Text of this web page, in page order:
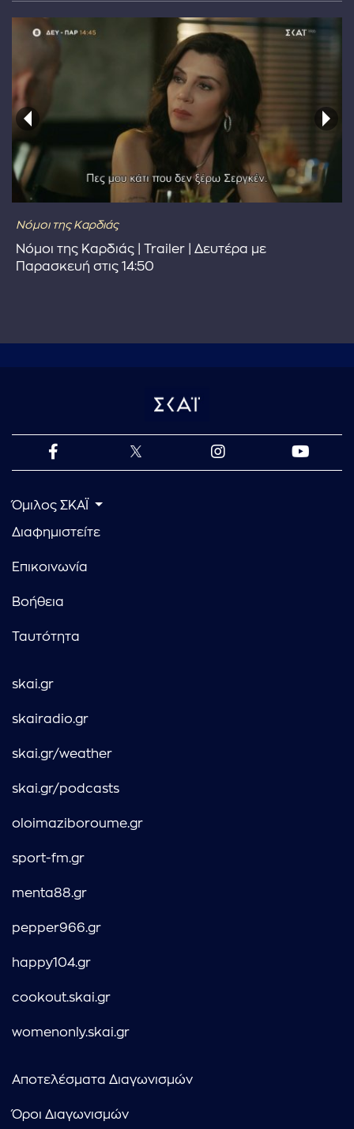
Νόμοι της Καρδιάς
Νόμοι της Καρδιάς | Trailer | Δευτέρα με
Παρασκευή στις 14:50
Όμιλος ΣΚΑΪ
Διαφημιστείτε
Επικοινωνία
Βοήθεια
Ταυτότητα
skai.gr
skairadio.gr
skai.gr/weather
skai.gr/podcasts
oloimaziboroume.gr
sport-fm.gr
menta88.gr
pepper966.gr
happy104.gr
cookout.skai.gr
womenonly.skai.gr
Αποτελέσματα Διαγωνισμών
Όροι Διαγωνισμών